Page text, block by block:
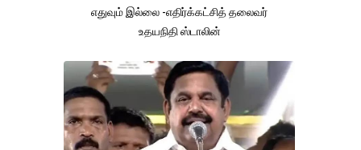
எதுவும் இல்லை -எதிர்க்கட்சித் தலைவர்
உதயநிதி ஸ்டாலின்